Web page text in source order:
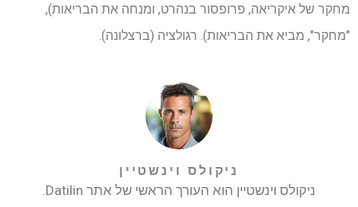
מחקר של איקריאה, פרופסור בנהרט, ומנחה את הבריאות),
"מחקר", מביא את הבריאות). רגולציה (ברצלונה).
ניקולס וינשטיין
ניקולס וינשטיין הוא העורך הראשי של אתר Datilin.